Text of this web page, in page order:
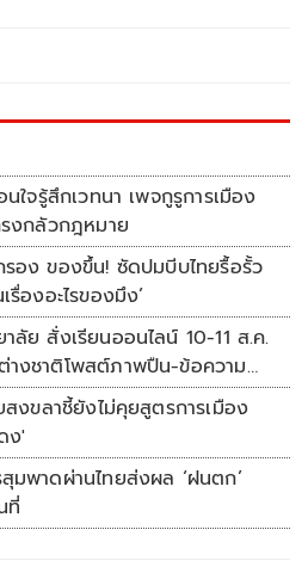
นใจรู้สึกเวทนา เพจกูรูการเมือง
รงกลัวกฎหมาย
อง ของขึ้น! ซัดปมบีบไทยรื้อรั้ว
รื่องอะไรของมึง’
ลัย สั่งเรียนออนไลน์ 10-11 ส.ค.
งชาติโพสต์ภาพปืน-ข้อความ
งขลาชี้ยังไม่คุยสูตรการเมือง
ง'
มพาดผ่านไทยส่งผล ‘ฝนตก’
ที่